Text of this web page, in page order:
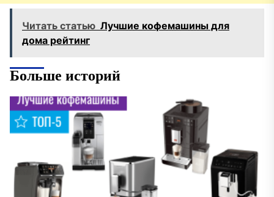
Читать статью Лучшие кофемашины для
дома рейтинг
Больше историй